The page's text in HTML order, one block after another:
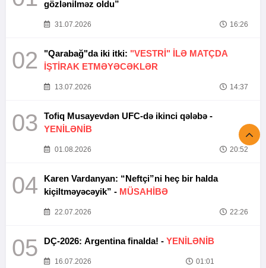
gözlənilməz oldu”
31.07.2026 16:26
02 "Qarabağ"da iki itki: "VESTRİ" İLƏ MATÇDA
İŞTİRAK ETMƏYƏCƏKLƏR
13.07.2026 14:37
03
Tofiq Musayevdən UFC-də ikinci qələbə -
YENİLƏNİB
01.08.2026 20:52
04
Karen Vardanyan: “Neftçi”ni heç bir halda
kiçiltməyəcəyik” - MÜSAHİBƏ
22.07.2026 22:26
05 DÇ-2026: Argentina finalda! - YENİLƏNİB
16.07.2026 01:01